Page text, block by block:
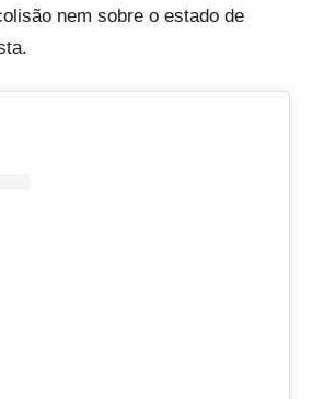
nem sobre o estado de